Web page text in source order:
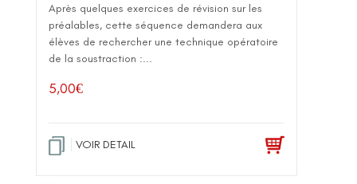
Après quelques exercices de révision sur les
préalables, cette séquence demandera aux
élèves de rechercher une technique opératoire
de la soustraction :...
5,00€
VOIR DETAIL